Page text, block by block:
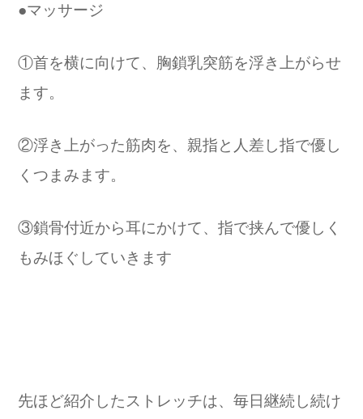
●マッサージ
①首を横に向けて、胸鎖乳突筋を浮き上がらせ
ます。
②浮き上がった筋肉を、親指と人差し指で優し
くつまみます。
③鎖骨付近から耳にかけて、指で挟んで優しく
もみほぐしていきます
先ほど紹介したストレッチは、毎日継続し続け